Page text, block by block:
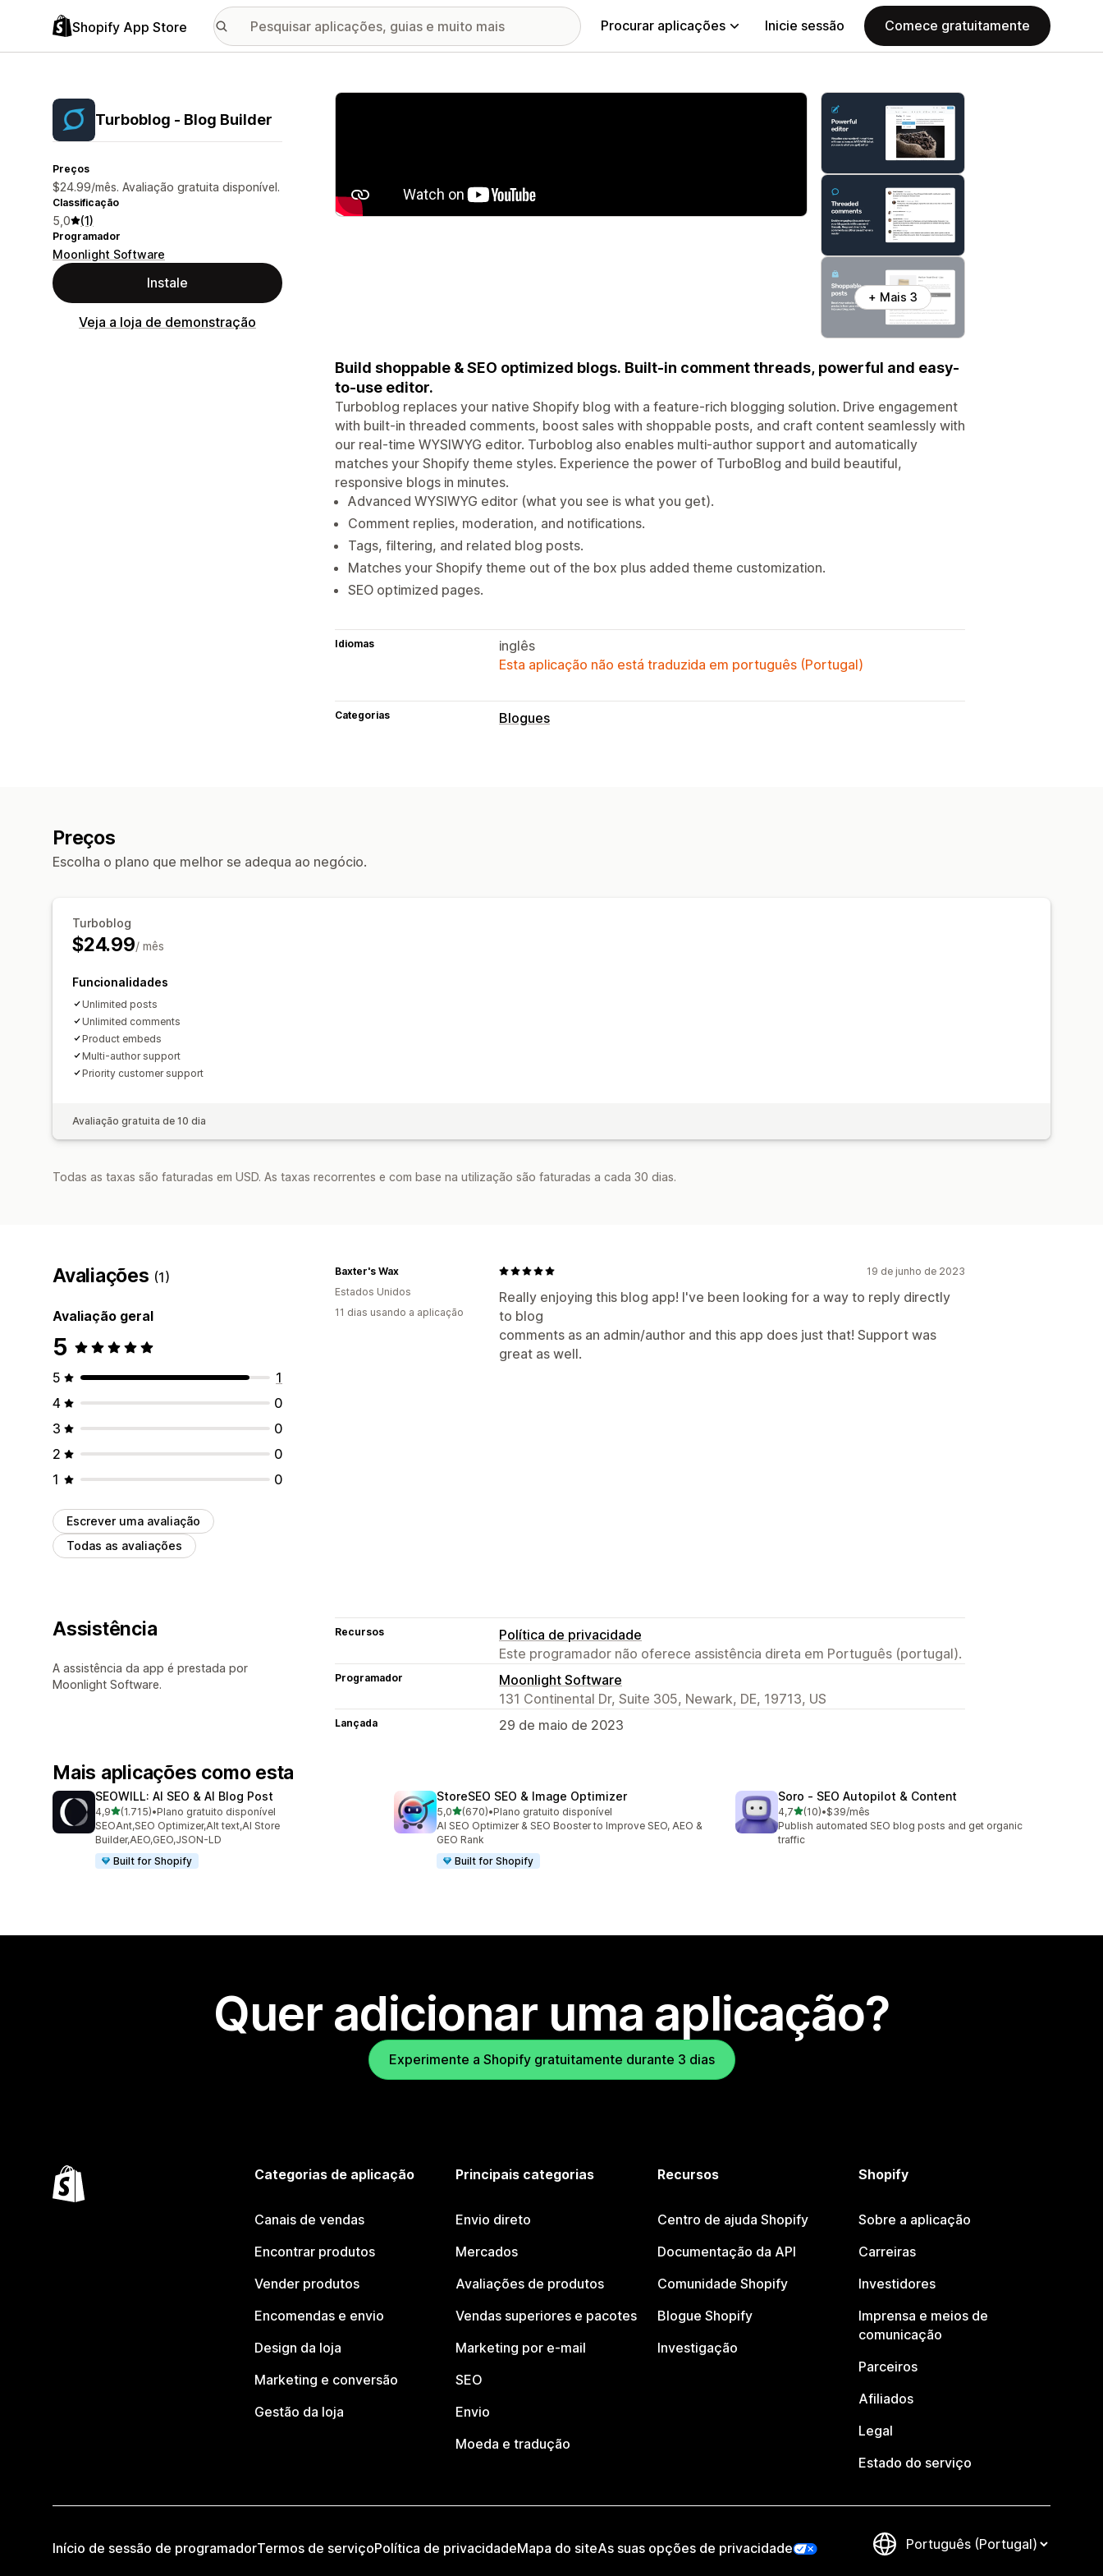
Shopify App Store Procurar aplicações Inicie sessão Comece gratuitamente
Turboblog ‑ Blog Builder
Preços
$24.99/mês. Avaliação gratuita disponível.
Classificação
5,0 (1)
Programador
Moonlight Software
Instale
Veja a loja de demonstração
Galeria de imagens em destaque
+ Mais 3
Build shoppable & SEO optimized blogs. Built-in comment threads, powerful and easy-
to-use editor.
Turboblog replaces your native Shopify blog with a feature-rich blogging solution. Drive engagement
with built-in threaded comments, boost sales with shoppable posts, and craft content seamlessly with
our real-time WYSIWYG editor. Turboblog also enables multi-author support and automatically
matches your Shopify theme styles. Experience the power of TurboBlog and build beautiful,
responsive blogs in minutes.
Advanced WYSIWYG editor (what you see is what you get).
Comment replies, moderation, and notifications.
Tags, filtering, and related blog posts.
Matches your Shopify theme out of the box plus added theme customization.
SEO optimized pages.
Idiomas
inglês
Esta aplicação não está traduzida em português (Portugal)
Categorias Blogues
Preços
Escolha o plano que melhor se adequa ao negócio.
Turboblog
$24.99/ mês
Funcionalidades
Unlimited posts
Unlimited comments
Product embeds
Multi-author support
Priority customer support
Avaliação gratuita de 10 dia
Todas as taxas são faturadas em USD. As taxas recorrentes e com base na utilização são faturadas a cada 30 dias.
Avaliações (1)
Avaliação geral
5
5
1
4
0
3
0
2
0
1
0
Escrever uma avaliação
Todas as avaliações
19 de junho de 2023
Really enjoying this blog app! I've been looking for a way to reply directly
to blog
comments as an admin/author and this app does just that! Support was
great as well.
Baxter's Wax
Estados Unidos
11 dias usando a aplicação
Assistência
A assistência da app é prestada por
Moonlight Software.
Recursos
Política de privacidade
Este programador não oferece assistência direta em Português (portugal).
Programador
Moonlight Software
131 Continental Dr, Suite 305, Newark, DE, 19713, US
Lançada 29 de maio de 2023
Mais aplicações como esta
SEOWILL: AI SEO & AI Blog Post
4,9de 5 estrelas
(1.715)
1715 total de avaliações
•Plano gratuito disponível
SEOAnt,SEO Optimizer,Alt text,AI Store
Builder,AEO,GEO,JSON-LD
Built for Shopify
StoreSEO SEO & Image Optimizer
5,0de 5 estrelas
(670)
670 total de avaliações
•Plano gratuito disponível
AI SEO Optimizer & SEO Booster to Improve SEO, AEO &
GEO Rank
Built for Shopify
Soro ‑ SEO Autopilot & Content
4,7de 5 estrelas
(10)
10 total de avaliações
•$39/mês
Publish automated SEO blog posts and get organic
traffic
Quer adicionar uma aplicação?
Experimente a Shopify gratuitamente durante 3 dias
Categorias de aplicação
Canais de vendas
Encontrar produtos
Vender produtos
Encomendas e envio
Design da loja
Marketing e conversão
Gestão da loja
Principais categorias
Envio direto
Mercados
Avaliações de produtos
Vendas superiores e pacotes
Marketing por e-mail
SEO
Envio
Moeda e tradução
Recursos
Centro de ajuda Shopify
Documentação da API
Comunidade Shopify
Blogue Shopify
Investigação
Shopify
Sobre a aplicação
Carreiras
Investidores
Imprensa e meios de
comunicação
Parceiros
Afiliados
Legal
Estado do serviço
Início de sessão de programadorTermos de serviçoPolítica de privacidadeMapa do siteAs suas opções de privacidade